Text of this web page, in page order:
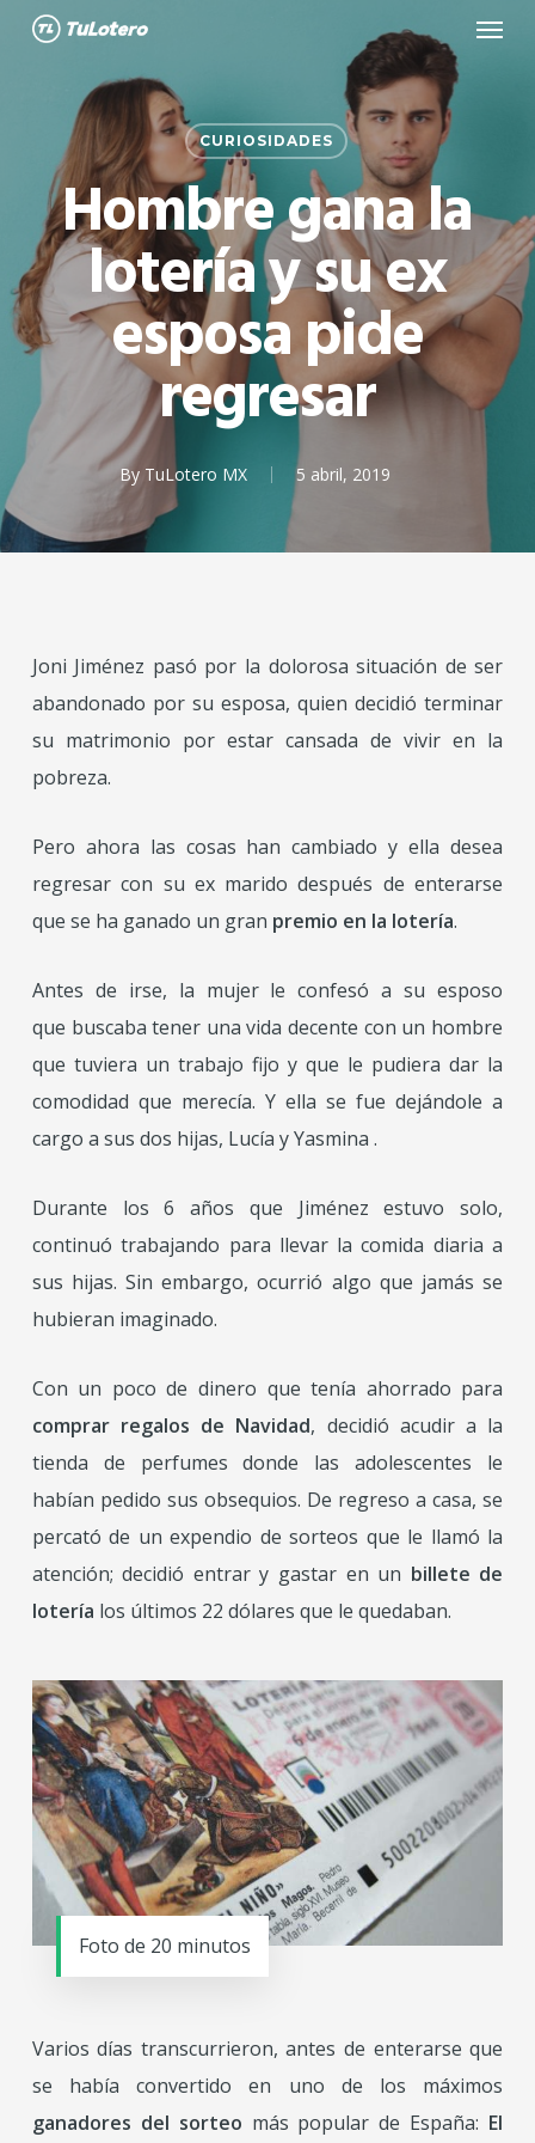
Skip
Menu
CURIOSIDADES
Hombre gana la
lotería y su ex
esposa pide
regresar
By TuLotero MX 5 abril, 2019
Joni Jiménez pasó por la dolorosa situación de ser
abandonado por su esposa, quien decidió terminar
su matrimonio por estar cansada de vivir en la
pobreza.
Pero ahora las cosas han cambiado y ella desea
regresar con su ex marido después de enterarse
que se ha ganado un gran premio en la lotería.
Antes de irse, la mujer le confesó a su esposo
que buscaba tener una vida decente con un hombre
que tuviera un trabajo fijo y que le pudiera dar la
comodidad que merecía. Y ella se fue dejándole a
cargo a sus dos hijas, Lucía y Yasmina .
Durante los 6 años que Jiménez estuvo solo,
continuó trabajando para llevar la comida diaria a
sus hijas. Sin embargo, ocurrió algo que jamás se
hubieran imaginado.
Con un poco de dinero que tenía ahorrado para
comprar regalos de Navidad, decidió acudir a la
tienda de perfumes donde las adolescentes le
habían pedido sus obsequios. De regreso a casa, se
percató de un expendio de sorteos que le llamó la
atención; decidió entrar y gastar en un billete de
lotería los últimos 22 dólares que le quedaban.
Foto de 20 minutos
Varios días transcurrieron, antes de enterarse que
se había convertido en uno de los máximos
ganadores del sorteo más popular de España: El